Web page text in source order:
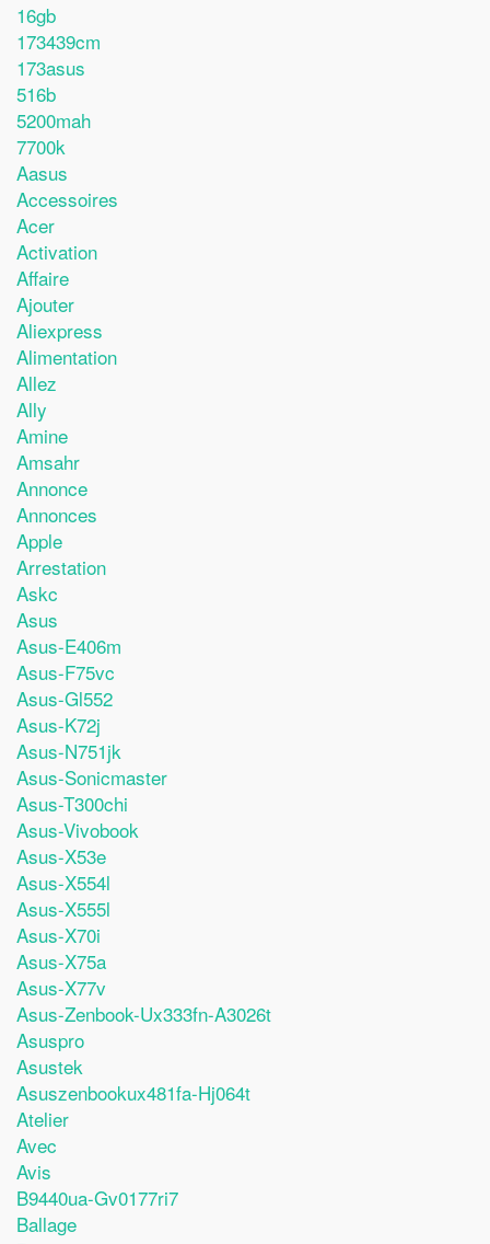
16gb
173439cm
173asus
516b
5200mah
7700k
Aasus
Accessoires
Acer
Activation
Affaire
Ajouter
Aliexpress
Alimentation
Allez
Ally
Amine
Amsahr
Annonce
Annonces
Apple
Arrestation
Askc
Asus
Asus-E406m
Asus-F75vc
Asus-Gl552
Asus-K72j
Asus-N751jk
Asus-Sonicmaster
Asus-T300chi
Asus-Vivobook
Asus-X53e
Asus-X554l
Asus-X555l
Asus-X70i
Asus-X75a
Asus-X77v
Asus-Zenbook-Ux333fn-A3026t
Asuspro
Asustek
Asuszenbookux481fa-Hj064t
Atelier
Avec
Avis
B9440ua-Gv0177ri7
Ballage